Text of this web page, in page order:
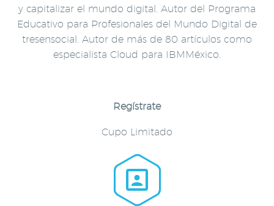
y capitalizar el mundo digital. Autor del Programa
Educativo para Profesionales del Mundo Digital de
tresensocial. Autor de más de 80 artículos como
especialista Cloud para IBMMéxico.
Regístrate
Cupo Limitado

